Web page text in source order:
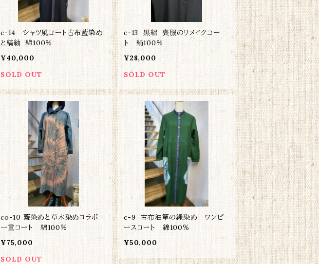
c-14 シャツ風コート古布藍染め
と縞紬 綿100％
¥40,000
SOLD OUT
c-13 黒絽 喪服のリメイクコー
ト 絹100％
¥28,000
SOLD OUT
co-10 藍染めと草木染めコラボ
一重コート 綿100％
¥75,000
SOLD OUT
c-9 古布油箪の緑染め ワンピ
ースコート 綿100％
¥50,000